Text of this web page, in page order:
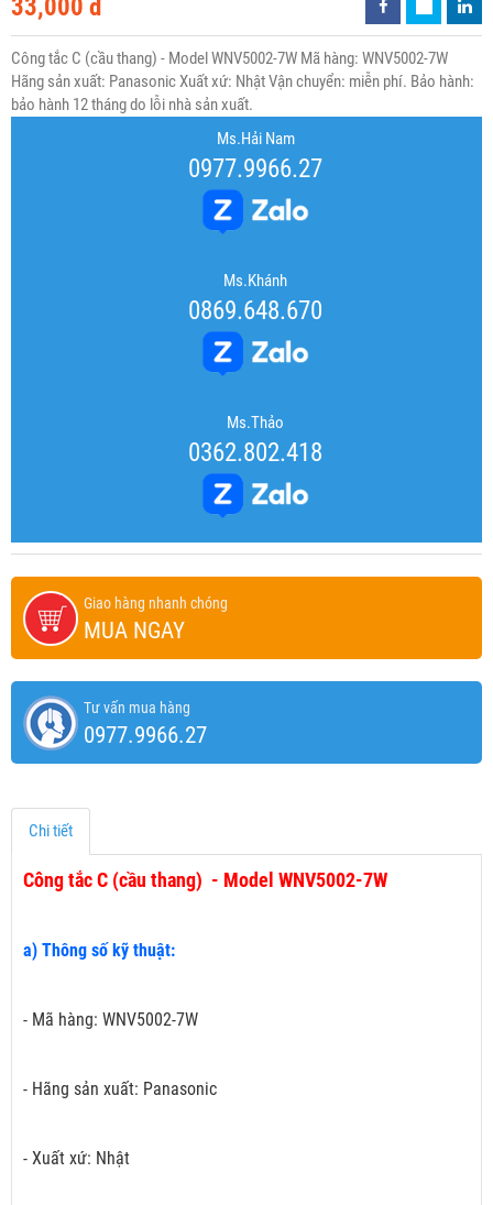
33,000 đ
Công tắc C (cầu thang) - Model WNV5002-7W Mã hàng: WNV5002-7W
Hãng sản xuất: Panasonic Xuất xứ: Nhật Vận chuyển: miễn phí. Bảo hành:
bảo hành 12 tháng do lỗi nhà sản xuất.
Ms.Hải Nam
0977.9966.27
Ms.Khánh
0869.648.670
Ms.Thảo
0362.802.418
Giao hàng nhanh chóng
MUA NGAY
Tư vấn mua hàng
0977.9966.27
Chi tiết
Công tắc C (cầu thang) - Model WNV5002-7W
a) Thông số kỹ thuật:
- Mã hàng: WNV5002-7W
- Hãng sản xuất: Panasonic
- Xuất xứ: Nhật